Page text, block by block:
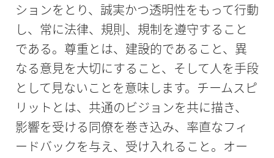
ションをとり、誠実かつ透明性をもって行動
し、常に法律、規則、規制を遵守すること
である。尊重とは、建設的であること、異
なる意見を大切にすること、そして人を手段
として見ないことを意味します。チームスピ
リットとは、共通のビジョンを共に描き、
影響を受ける同僚を巻き込み、率直なフィ
ードバックを与え、受け入れること。オー